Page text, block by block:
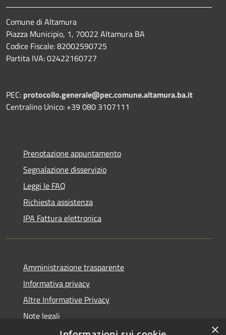
Comune di Altamura
Piazza Municipio, 1, 70022 Altamura BA
Codice Fiscale: 82002590725
Partita IVA: 02422160727
PEC: protocollo.generale@pec.comune.altamura.ba.it
Centralino Unico: +39 080 3107111
Prenotazione appuntamento
Segnalazione disservizio
Leggi le FAQ
Richiesta assistenza
IPA Fattura elettronica
Amministrazione trasparente
Informativa privacy
Altre Informative Privacy
Note legali
Dichiarazione di accessibilità
×